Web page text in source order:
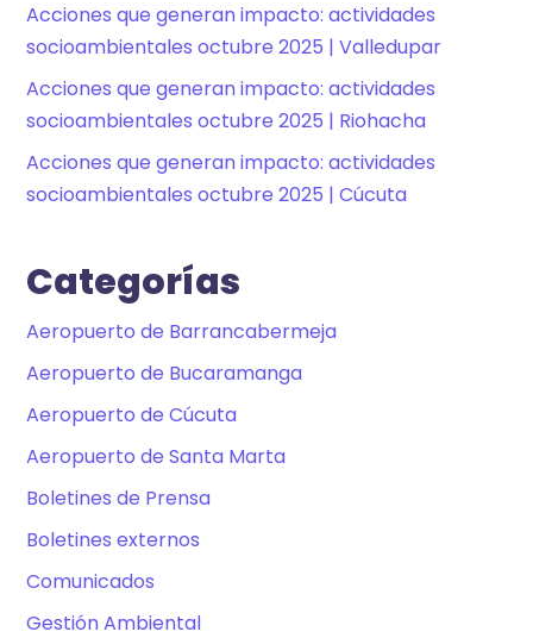
Acciones que generan impacto: actividades
socioambientales octubre 2025 | Valledupar
Acciones que generan impacto: actividades
socioambientales octubre 2025 | Riohacha
Acciones que generan impacto: actividades
socioambientales octubre 2025 | Cúcuta
Categorías
Aeropuerto de Barrancabermeja
Aeropuerto de Bucaramanga
Aeropuerto de Cúcuta
Aeropuerto de Santa Marta
Boletines de Prensa
Boletines externos
Comunicados
Gestión Ambiental